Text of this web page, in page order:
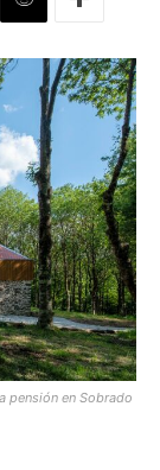
pensión en Sobrado